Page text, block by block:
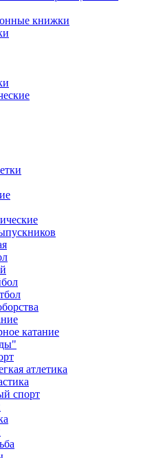
книжки
катание
атлетика
спорт